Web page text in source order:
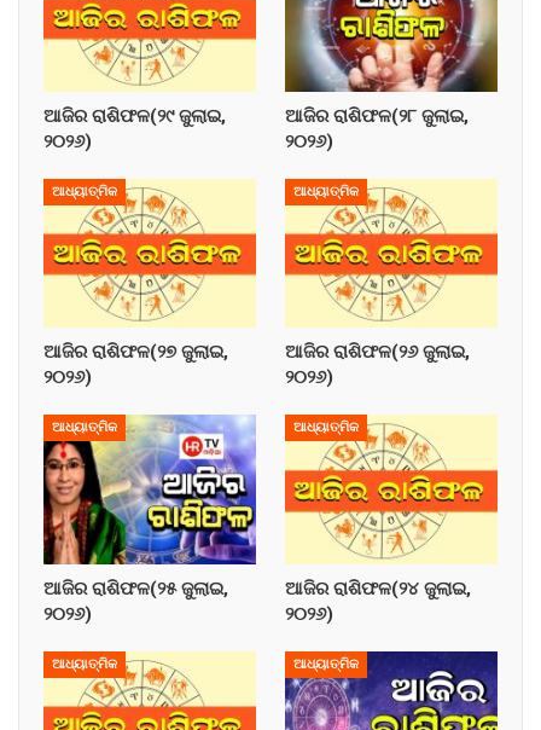
ଆଜିର ରାଶିଫଳ(୨୯ ଜୁଲାଇ,
୨୦୨୬)
ଆଜିର ରାଶିଫଳ(୨୮ ଜୁଲାଇ,
୨୦୨୬)
ଆଧ୍ୟାତ୍ମିକ
ଆଜିର ରାଶିଫଳ(୨୭ ଜୁଲାଇ,
୨୦୨୬)
ଆଧ୍ୟାତ୍ମିକ
ଆଜିର ରାଶିଫଳ(୨୬ ଜୁଲାଇ,
୨୦୨୬)
ଆଧ୍ୟାତ୍ମିକ
ଆଜିର ରାଶିଫଳ(୨୫ ଜୁଲାଇ,
୨୦୨୬)
ଆଧ୍ୟାତ୍ମିକ
ଆଜିର ରାଶିଫଳ(୨୪ ଜୁଲାଇ,
୨୦୨୬)
ଆଧ୍ୟାତ୍ମିକ ଆଧ୍ୟାତ୍ମିକ